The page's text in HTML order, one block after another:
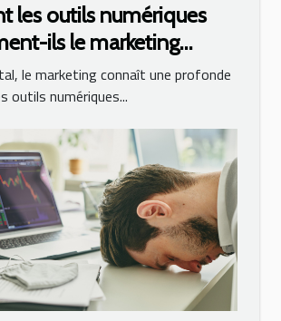
les outils numériques
ils le marketing
le marketing connaît une profonde
outils numériques...